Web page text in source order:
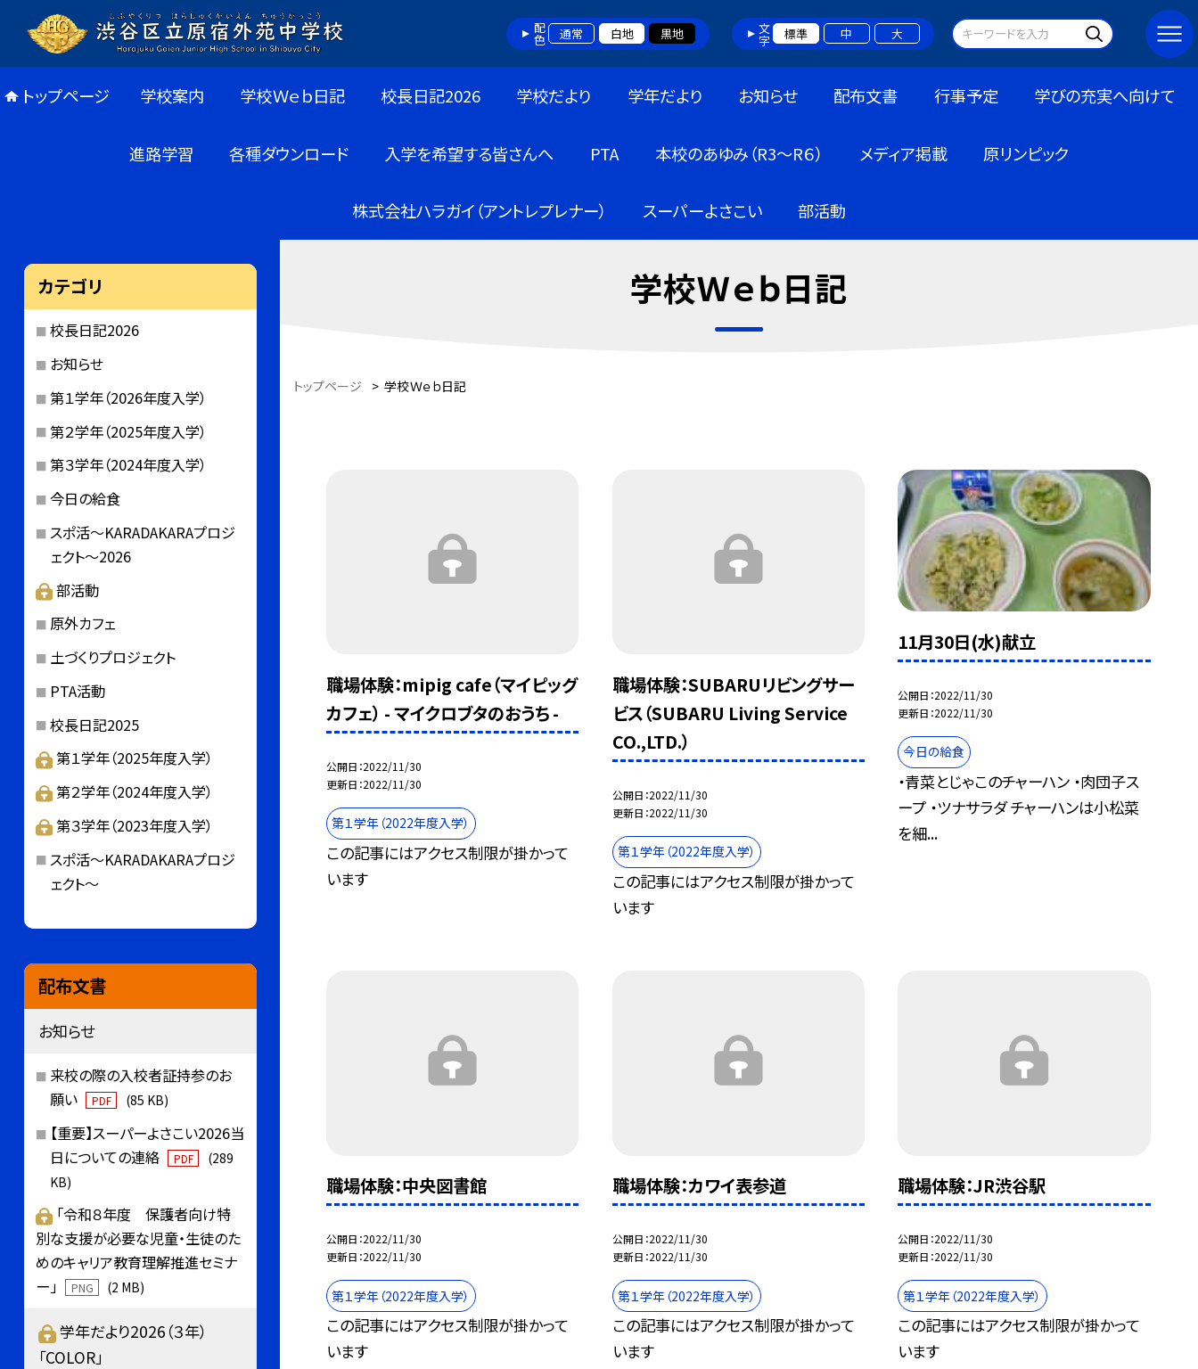
配色 通常 白地 黒地 文字 標準 中 大
トップページ 学校案内 学校Ｗｅｂ日記 校長日記2026 学校だより 学年だより お知らせ 配布文書 行事予定 学びの充実へ向けて
進路学習 各種ダウンロード 入学を希望する皆さんへ PTA 本校のあゆみ（R3～R６） メディア掲載 原リンピック
株式会社ハラガイ（アントレプレナー） スーパーよさこい 部活動
学校Ｗｅｂ日記
トップページ > 学校Ｗｅｂ日記
職場体験：mipig cafe（マイピッグ
カフェ） - マイクロブタのおうち -
公開日 2022/11/30
更新日 2022/11/30
第１学年（2022年度入学）
この記事にはアクセス制限が掛かって
います
職場体験：SUBARUリビングサー
ビス（SUBARU Living Service
CO.,LTD.）
公開日 2022/11/30
更新日 2022/11/30
第１学年（2022年度入学）
この記事にはアクセス制限が掛かって
います
11月30日(水)献立
公開日 2022/11/30
更新日 2022/11/30
今日の給食
・青菜とじゃこのチャーハン ・肉団子ス
ープ ・ツナサラダ チャーハンは小松菜
を細...
職場体験：中央図書館
公開日 2022/11/30
更新日 2022/11/30
第１学年（2022年度入学）
この記事にはアクセス制限が掛かって
います
職場体験：カワイ表参道
公開日 2022/11/30
更新日 2022/11/30
第１学年（2022年度入学）
この記事にはアクセス制限が掛かって
います
職場体験：JR渋谷駅
公開日 2022/11/30
更新日 2022/11/30
第１学年（2022年度入学）
この記事にはアクセス制限が掛かって
います
カテゴリ
校長日記2026
お知らせ
第１学年（2026年度入学）
第２学年（2025年度入学）
第３学年（2024年度入学）
今日の給食
スポ活～KARADAKARAプロジ
ェクト～2026
部活動
原外カフェ
土づくりプロジェクト
PTA活動
校長日記2025
第１学年（2025年度入学）
第２学年（2024年度入学）
第３学年（2023年度入学）
スポ活～KARADAKARAプロジ
ェクト～
配布文書
お知らせ
来校の際の入校者証持参のお
願い
PDF (85 KB)
【重要】スーパーよさこい2026当
日についての連絡
PDF
(289
KB)
「令和８年度 保護者向け特
別な支援が必要な児童・生徒のた
めのキャリア教育理解推進セミナ
ー」
PNG (2 MB)
学年だより2026（３年）
「COLOR」